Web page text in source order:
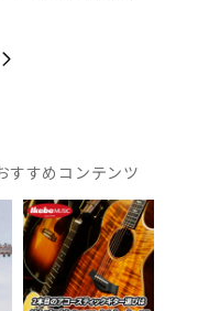
すすめコンテンツ